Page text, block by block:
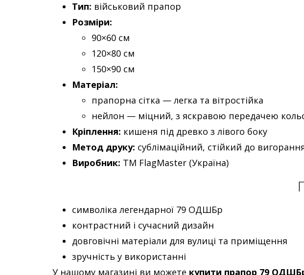
Тип: військовий прапор
Розміри:
90×60 см
120×80 см
150×90 см
Матеріал:
прапорна сітка — легка та вітростійка
нейлон — міцний, з яскравою передачею
Кріплення: кишеня під древко з лівого боку
Метод друку: сублімаційний, стійкий до
Виробник: ТМ FlagMaster (Україна)
символіка легендарної 79 ОДШБр
контрастний і сучасний дизайн
довговічні матеріали для вулиці та приміщення
зручність у використанні
У нашому магазині ви можете купити прапор 79